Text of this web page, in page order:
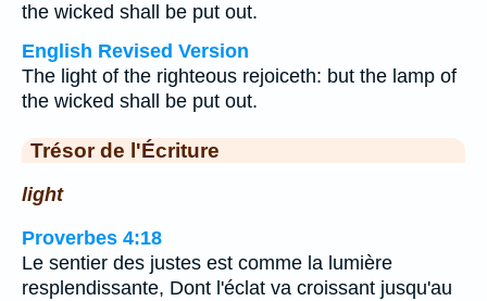
the wicked shall be put out.
English Revised Version
The light of the righteous rejoiceth: but the lamp of
the wicked shall be put out.
Trésor de l'Écriture
light
Proverbes 4:18
Le sentier des justes est comme la lumière
resplendissante, Dont l'éclat va croissant jusqu'au